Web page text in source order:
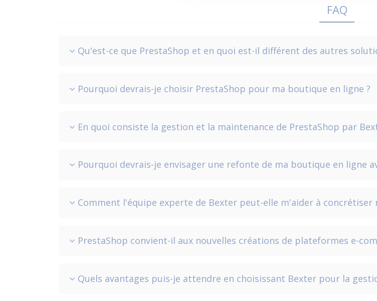
FAQ
Qu'est-ce que PrestaShop et en quoi est-il différent des autres
Pourquoi devrais-je choisir PrestaShop pour ma boutique en ligne ?
En quoi consiste la gestion et la maintenance de PrestaShop par
Pourquoi devrais-je envisager une refonte de ma boutique en ligne
Comment l'équipe experte de Bexter peut-elle m'aider à concrétiser
PrestaShop convient-il aux nouvelles créations de plateformes e-
Quels avantages puis-je attendre en choisissant Bexter pour la